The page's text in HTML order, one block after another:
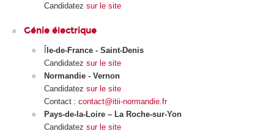
Candidatez sur le site
Génie électrique
le-de-France - Saint-Denis
Candidatez sur le site
Normandie - Vernon
Candidatez sur le site
Contact : contact@itii-normandie.fr
Pays-de-la-Loire – La Roche-sur-Yon
Candidatez sur le site